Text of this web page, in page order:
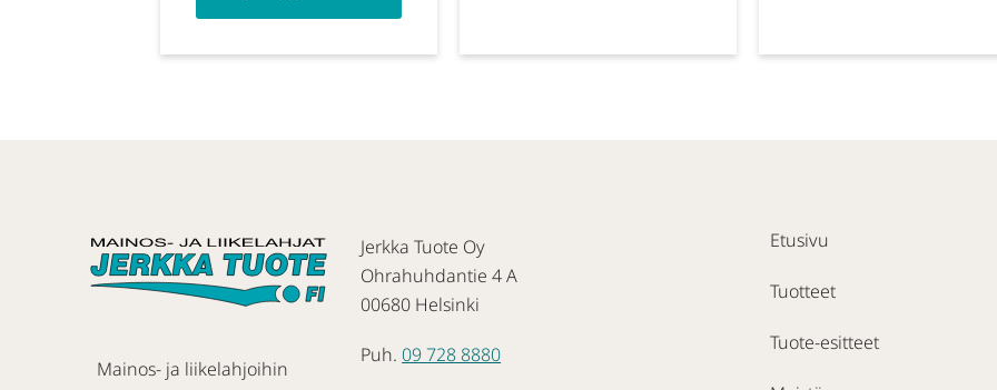
Mainos- ja liikelahjoihin
Jerkka Tuote Oy
Ohrahuhdantie 4 A
00680 Helsinki
Puh. 09 728 8880
Etusivu
Tuotteet
Tuote-esitteet